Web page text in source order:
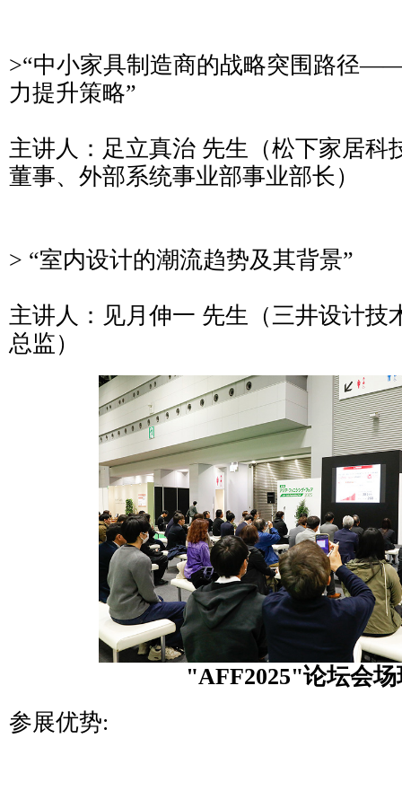
>“中小家具制造商的战略突围路径
力提升策略”
主讲人：足立真治 先生（松下家居科
董事、外部系统事业部事业部长）
> “室内设计的潮流趋势及其背景”
主讲人：见月伸一 先生（三井设计技
总监）
"AFF2025"论坛会场
参展优势: